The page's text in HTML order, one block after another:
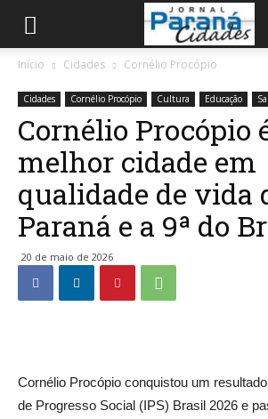
Início Cidades Cornélio Procópio
Cidades Cornélio Procópio Cultura Educação
Cornélio Procópio
melhor cidade em
qualidade de vida
Paraná e a 9ª do
20 de maio de 2026
Cornélio Procópio conquistou um
de Progresso Social (IPS) Brasil 2026 e